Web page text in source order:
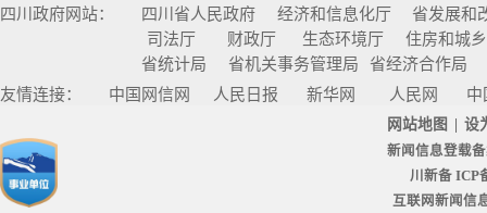
四川政府网站： 四川省人民政府 经济和信息化厅
省发展和
司法厅
财政厅 生态环境厅
住房和城
省统计局
省机关事务管理局
省经济合作局
友情连接：
中国网信网 人民日报 新华网 人民网 中
网站地图 设
新闻信息登载
川新备 ICP
互联网新闻信